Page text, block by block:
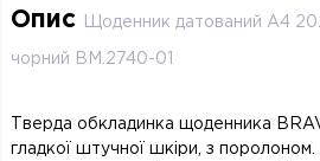
Опис Щоденник датований А4
чорний BM.2740-01
Тверда обкладинка щоденника
гладкої штучної шкіри, з поролоном.